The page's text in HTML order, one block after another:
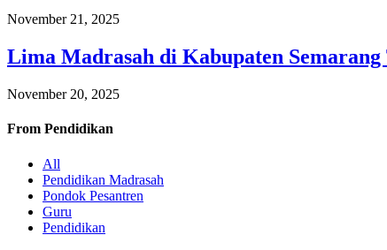
November 21, 2025
Lima Madrasah di Kabupaten
November 20, 2025
From Pendidikan
All
Pendidikan Madrasah
Pondok Pesantren
Guru
Pendidikan